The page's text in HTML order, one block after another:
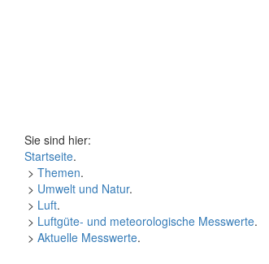
Sie sind hier:
Startseite.
> Themen.
> Umwelt und Natur.
> Luft.
> Luftgüte- und meteorologische Messwerte.
> Aktuelle Messwerte.